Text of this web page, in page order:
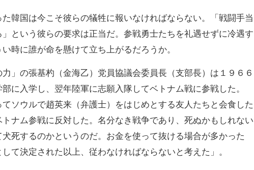
韓国は今こそ彼らの犠牲に報いなければならない。「戦闘手当
という彼らの要求は正当だ。参戦勇士たちを礼遇せずに冷遇す
時に誰が命を懸けて立ち上がるだろうか。
」の張基杓（金海乙）党員協議会委員長（支部長）は１９６６
に入学し、翌年陸軍に志願入隊してベトナム戦に参戦した。
てソウルで趙英来（弁護士）をはじめとする友人たちと会食した
ナム参戦に反対した。名分なき戦争であり、死ぬかもしれない
死するのかというのだ。お金を使って抜ける場合が多かった
て決定された以上、従わなければならないと考えた」。